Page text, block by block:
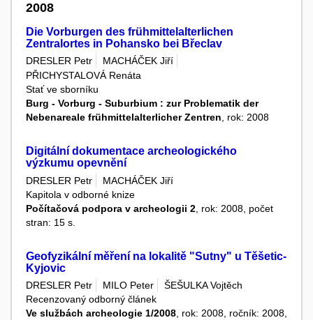
2008
Die Vorburgen des frühmittelalterlichen
Zentralortes in Pohansko bei Břeclav
DRESLER Petr
MACHÁČEK Jiří
PŘICHYSTALOVÁ Renáta
Stať ve sborníku
Burg - Vorburg - Suburbium : zur Problematik der
Nebenareale frühmittelalterlicher Zentren, rok: 2008
Digitální dokumentace archeologického
výzkumu opevnění
DRESLER Petr
MACHÁČEK Jiří
Kapitola v odborné knize
Počítačová podpora v archeologii 2 , rok: 2008, počet
stran: 15 s.
Geofyzikální měření na lokalitě "Sutny" u Těšetic-
Kyjovic
DRESLER Petr MILO Peter
ŠEŠULKA Vojtěch
Recenzovaný odborný článek
Ve službách archeologie 1/2008 , rok: 2008, ročník: 2008,